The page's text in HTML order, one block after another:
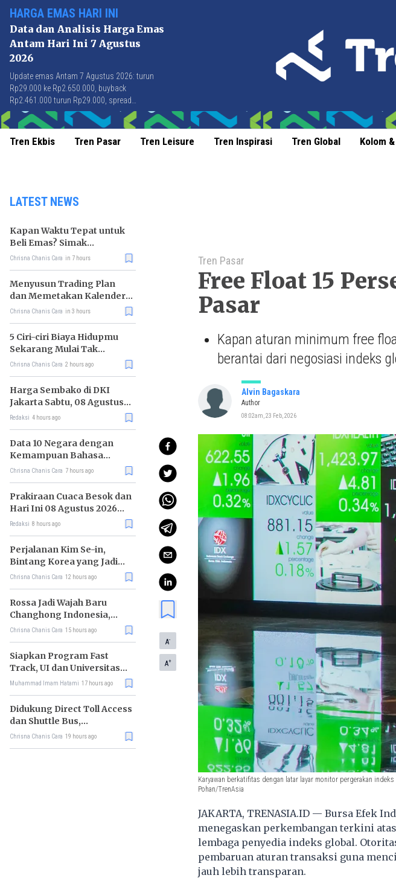
HARGA EMAS HARI INI
Data dan Analisis Harga Emas
Antam Hari Ini 7 Agustus
2026
Update emas Antam 7 Agustus 2026: turun
Rp29.000 ke Rp2.650.000, buyback
Rp2.461.000 turun Rp29.000, spread
Rp189.000 stabil di level terbaik sejak April
2026.
Tren Ekbis Tren Pasar Tren Leisure Tren Inspirasi Tren Global Kolom
LATEST NEWS
Kapan Waktu Tepat untuk
Beli Emas? Simak
Strateginya
Chrisna Chanis Cara in 7 hours
Menyusun Trading Plan
dan Memetakan Kalender
Ekonomi Mingguan
Chrisna Chanis Cara in 3 hours
5 Ciri-ciri Biaya Hidupmu
Sekarang Mulai Tak
Terkendali
Chrisna Chanis Cara 2 hours ago
Harga Sembako di DKI
Jakarta Sabtu, 08 Agustus
2026, Daging Kambing
Redaksi 4 hours ago
Data 10 Negara dengan
Kemampuan Bahasa
Inggris Terbaik
Chrisna Chanis Cara 7 hours ago
Prakiraan Cuaca Besok dan
Hari Ini 08 Agustus 2026
untuk Wilayah DKI Jakarta
Redaksi 8 hours ago
Perjalanan Kim Se-in,
Bintang Korea yang Jadi
Kurir Makanan
Chrisna Chanis Cara 12 hours ago
Rossa Jadi Wajah Baru
Changhong Indonesia,
Garansi Produk Kini
Chrisna Chanis Cara 15 hours ago
Siapkan Program Fast
Track, UI dan Universitas
Agung Podomoro Jalin
Muhammad Imam Hatami 17 hours ago
Didukung Direct Toll Access
dan Shuttle Bus,
Paramount Petals Kian
Chrisna Chanis Cara 19 hours ago
A-
A+
Tren Pasar
Free Float 15
Pasar
Kapan aturan minimum free
berantai dari negosiasi indeks
Alvin Bagaskara
Author
08:02am, 23 Feb, 2026
Karyawan berkatifitas dengan latar layar monitor pergerakan
Pohan/TrenAsia
JAKARTA, TRENASIA.ID — Bursa Efek
menegaskan perkembangan terkini
lembaga penyedia indeks global.
pembaruan aturan transaksi guna
jauh lebih transparan.